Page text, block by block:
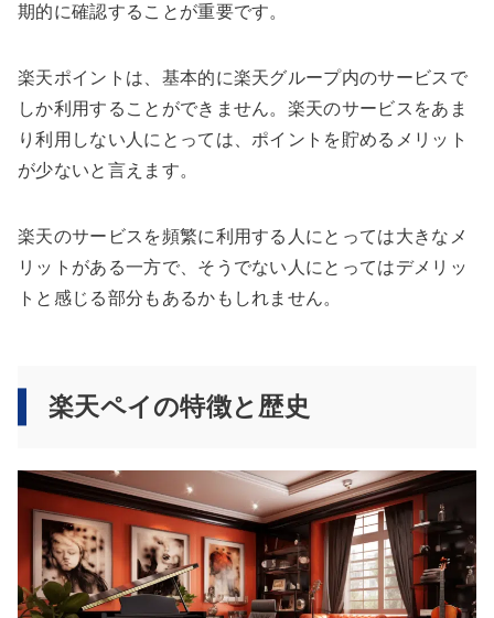
期的に確認することが重要です。
楽天ポイントは、基本的に楽天グループ内のサービスで
しか利用することができません。楽天のサービスをあま
り利用しない人にとっては、ポイントを貯めるメリット
が少ないと言えます。
楽天のサービスを頻繁に利用する人にとっては大きなメ
リットがある一方で、そうでない人にとってはデメリッ
トと感じる部分もあるかもしれません。
楽天ペイの特徴と歴史